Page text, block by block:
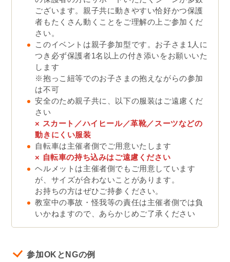
ございます。親子共に動きやすい恰好かつ保護
者もたくさん動くことをご理解の上ご参加くだ
さい。
このイベントは親子参加型です。お子さま1人に
つき必ず保護者1名以上の付き添いをお願いいた
します
※抱っこ紐等でのお子さまの抱えながらの参加
は不可
安全のため親子共に、以下の服装はご遠慮くだ
さい
× スカート／ハイヒール／革靴／スーツなどの
動きにくい服装
自転車は主催者側でご用意いたします
× 自転車の持ち込みはご遠慮ください
ヘルメットは主催者側でもご用意しています
が、サイズが合わないことがあります。
お持ちの方はぜひご持参ください。
教室中の事故・怪我等の責任は主催者側では負
いかねますので、あらかじめご了承ください
参加OKとNGの例